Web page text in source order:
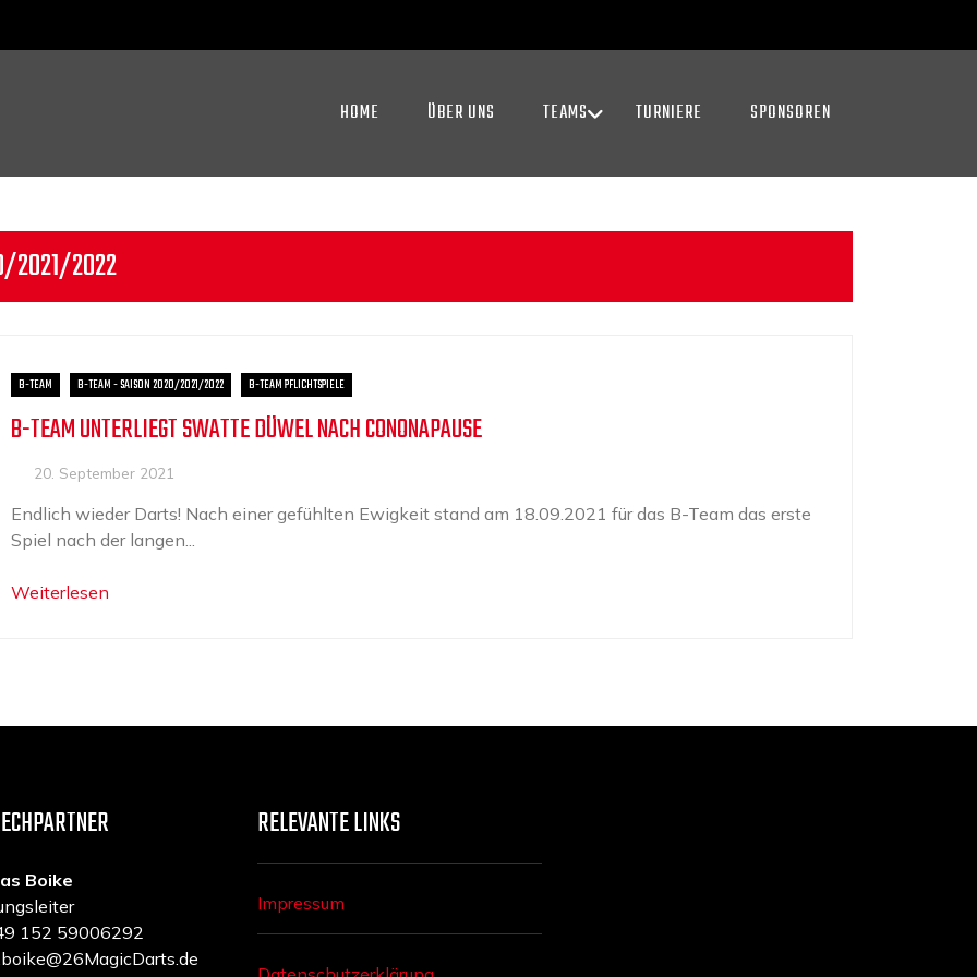
HOME ÜBER UNS TEAMS TURNIERE SPONSOREN
2021/2022
B-TEAM B-TEAM - SAISON 2020/2021/2022 B-TEAM PFLICHTSPIELE
B-TEAM UNTERLIEGT SWATTE DÜWEL NACH CONONAPAUSE
20. September 2021
Endlich wieder Darts! Nach einer gefühlten Ewigkeit stand am 18.09.2021 für das B-Team das erste
Spiel nach der langen...
Weiterlesen
Boike
152 59006292
RELEVANTE LINKS
Impressum